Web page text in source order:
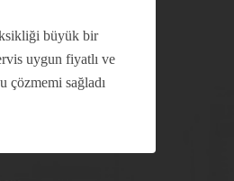
büyük bir
uygun fiyatlı ve
çözmemi sağladı